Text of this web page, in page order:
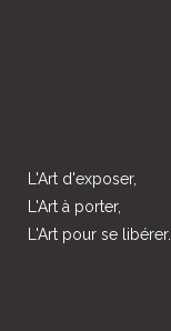
L'Art d'exposer,
L'Art à porter,
L'Art pour se libérer.